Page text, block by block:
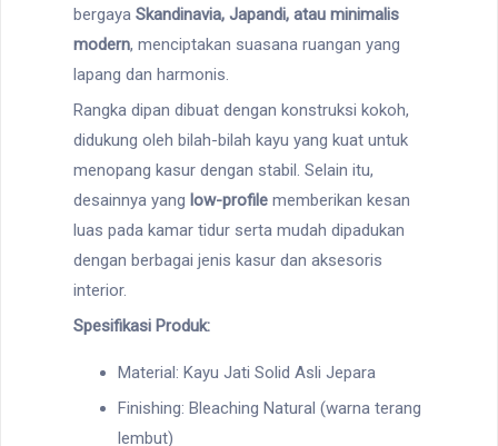
bergaya Skandinavia, Japandi, atau minimalis
modern, menciptakan suasana ruangan yang
lapang dan harmonis.
Rangka dipan dibuat dengan konstruksi kokoh,
didukung oleh bilah-bilah kayu yang kuat untuk
menopang kasur dengan stabil. Selain itu,
desainnya yang low-profile memberikan kesan
luas pada kamar tidur serta mudah dipadukan
dengan berbagai jenis kasur dan aksesoris
interior.
Spesifikasi Produk:
Material: Kayu Jati Solid Asli Jepara
Finishing: Bleaching Natural (warna terang
lembut)